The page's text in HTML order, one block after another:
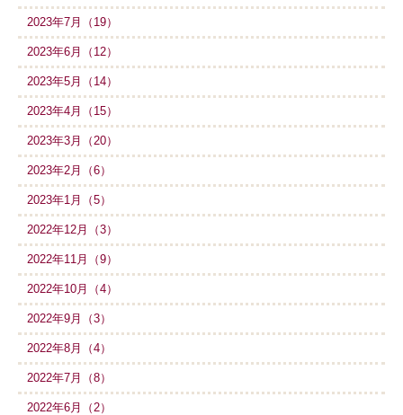
2023年7月（19）
2023年6月（12）
2023年5月（14）
2023年4月（15）
2023年3月（20）
2023年2月（6）
2023年1月（5）
2022年12月（3）
2022年11月（9）
2022年10月（4）
2022年9月（3）
2022年8月（4）
2022年7月（8）
2022年6月（2）